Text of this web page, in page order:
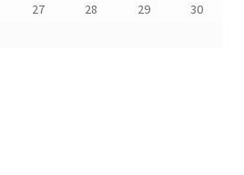
27 28 29
30